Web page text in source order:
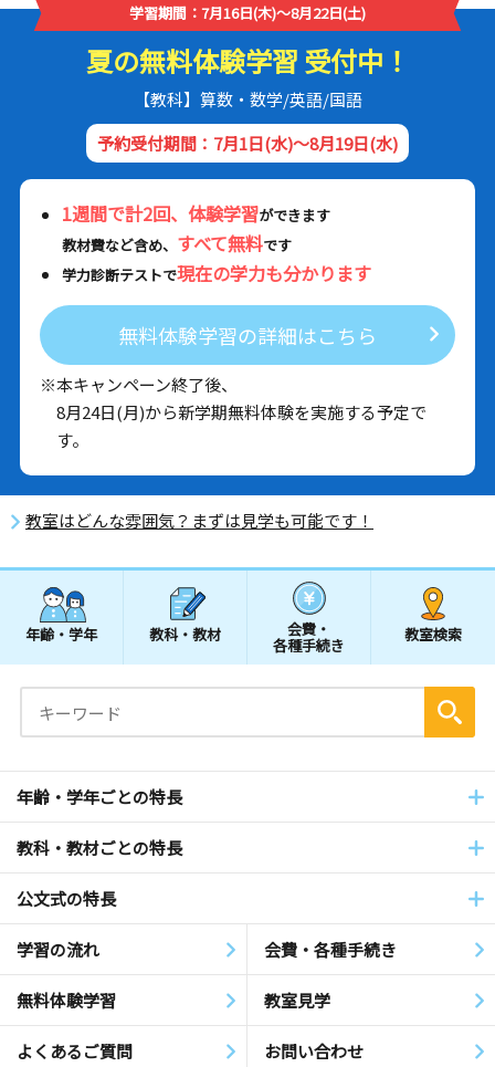
学習期間：7月16日(木)～8月22日(土)
夏の無料体験学習 受付中！
【教科】算数・数学/英語/国語
予約受付期間：7月1日(水)～8月19日(水)
1週間で計2回、体験学習ができます
教材費など含め、 すべて無料です
学力診断テストで現在の学力も分かります
無料体験学習の詳細はこちら
※本キャンペーン終了後、
8月24日(月)から新学期無料体験を実施する予定で
す。
教室はどんな雰囲気？まずは見学も可能です！
年齢・学年 教科・教材 会費・
各種手続き
教室検索
年齢・学年ごとの特長
教科・教材ごとの特長
公文式の特長
学習の流れ 会費・各種手続き
無料体験学習 教室見学
よくあるご質問 お問い合わせ